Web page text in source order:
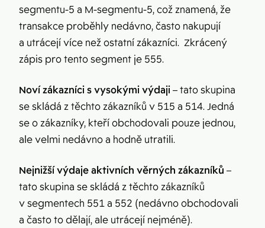
segmentu-5 a M-segmentu-5, což znamená, že
transakce proběhly nedávno, často nakupují
a utrácejí více než ostatní zákazníci. Zkrácený
zápis pro tento segment je 555.
Noví zákazníci s vysokými výdaji– tato skupina
se skládá z těchto zákazníků v 515 a 514. Jedná
se o zákazníky, kteří obchodovali pouze jednou,
ale velmi nedávno a hodně utratili.
Nejnižší výdaje aktivních věrných zákazníků –
tato skupina se skládá z těchto zákazníků
v segmentech 551 a 552 (nedávno obchodovali
a často to dělají, ale utrácejí nejméně).